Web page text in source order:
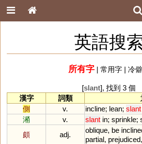
英語搜
所有字| 常用字| 冷
[slant], 找到 3 個
漢字
詞類
側
v. incline; lean; slant
潲
v. slant in; sprinkle;
頗
adj.
oblique, be
partial, prejudiced,